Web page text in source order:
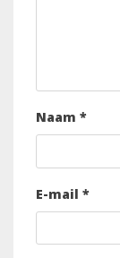
Naam *
E-mail *